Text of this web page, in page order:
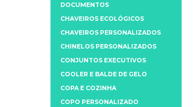
DOCUMENTOS
CHAVEIROS ECOLÓGICOS
CHAVEIROS PERSONALIZADOS
CHINELOS PERSONALIZADOS
CONJUNTOS EXECUTIVOS
COOLER E BALDE DE GELO
COPA E COZINHA
COPO PERSONALIZADO